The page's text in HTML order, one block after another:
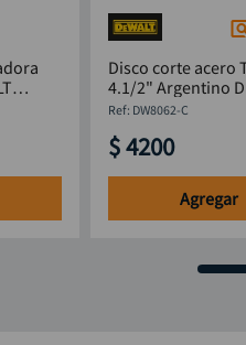
Disco corte acero
4.1/2" Argentino
DW8062-C
: DW8062-C
$4200
Agregar